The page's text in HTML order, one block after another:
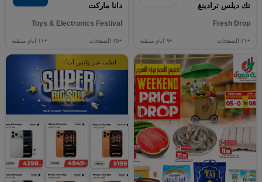
تك ديلس ترادينغ
Fresh Drop
+٢١ الصفحات +٩ ايام متبقية
دانا ماركت
Toys & Electronics Festival
+٢٥ الصفحات +١١ ايام متبقية
اطلب عبر واتس آب